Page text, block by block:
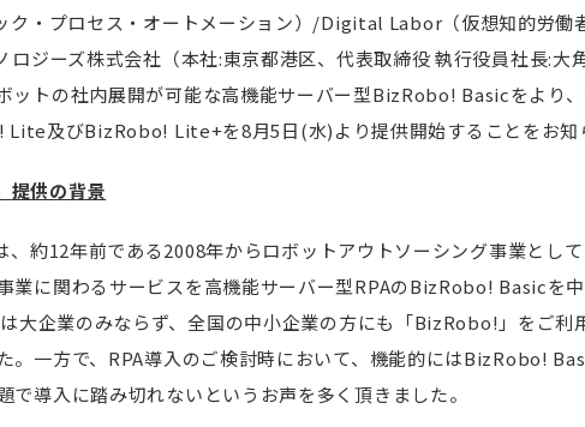
ク・プロセス・オートメーション）/Digital Labor（仮想知的労働
ロジーズ株式会社（本社:東京都港区、代表取締役 執行役員社長:大
ットの社内展開が可能な高機能サーバー型BizRobo! Basicをより
Lite及びBizRobo! Lite+を8月5日(水)より提供開始することをお知
提供の背景
、約12年前である2008年からロボットアウトソーシング事業とし
業に関わるサービスを高機能サーバー型RPAのBizRobo! Basicを
大企業のみならず、全国の中小企業の方にも「BizRobo!」をご
。一方で、RPA導入のご検討時において、機能的にはBizRobo!
で導入に踏み切れないというお声を多く頂きました。